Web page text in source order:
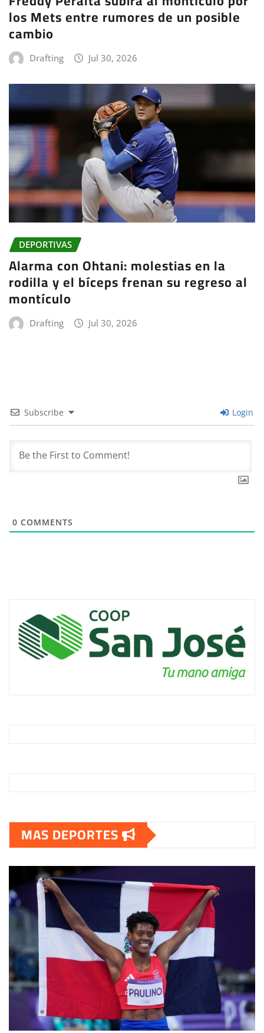
los Mets entre rumores de un posible
cambio
Drafting Jul 30, 2026
DEPORTIVAS
Alarma con Ohtani: molestias en la
rodilla y el bíceps frenan su regreso al
montículo
Drafting Jul 30, 2026
Subscribe Login
0 COMMENTS
MAS DEPORTES